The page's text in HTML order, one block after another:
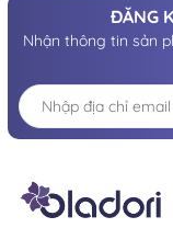
ĐĂNG
Nhận thông tin sản